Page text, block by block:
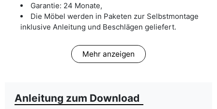
Garantie: 24 Monate,
Die Möbel werden in Paketen zur Selbstmontage
inklusive Anleitung und Beschlägen geliefert.
Mehr anzeigen
Anleitung zum Download